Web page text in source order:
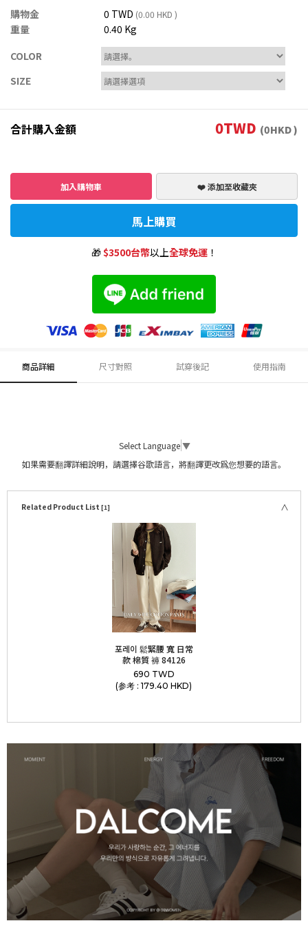
購物金 0 TWD (0.00 HKD )
重量
0.40 Kg
COLOR
SIZE
合計購入金額 0TWD (0HKD )
加入購物車 ❤️ 添加至收藏夾
馬上購買
🎁$3500台幣以上全球免運！
商品詳細 尺寸對照 試穿後記 使用指南
Select Language ▼
如果需要翻譯詳細說明，請選擇谷歌語言，將翻譯更改爲您想要的語言。
Related Product List [1]
포레이 鬆緊腰 寬 日常
款 棉質 褲 84126
690 TWD
(参考 : 179.40 HKD)